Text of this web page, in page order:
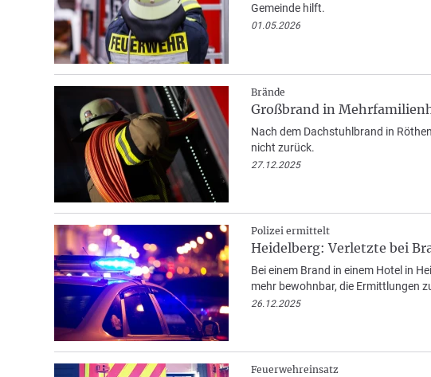
Gemeinde hilft.
01.05.2026
Brände
Großbrand in
Nach dem Dachstuhlbrand in
nicht zurück.
27.12.2025
Polizei ermittelt
Heidelberg: Verletzte bei
Bei einem Brand in einem Hotel in
mehr bewohnbar, die Ermittlungen
26.12.2025
Feuerwehreinsatz